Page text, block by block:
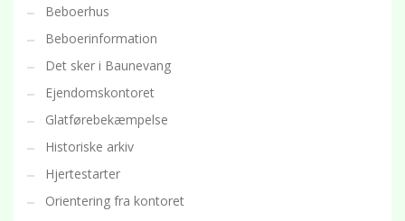
Beboerhus
Beboerinformation
Det sker i Baunevang
Ejendomskontoret
Glatførebekæmpelse
Historiske arkiv
Hjertestarter
Orientering fra kontoret